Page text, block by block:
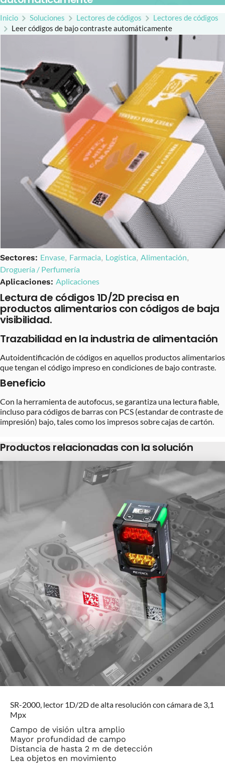
Inicio Soluciones Lectores de códigos
Lectores de códigos
Leer códigos de bajo contraste automáticamente
Sectores: Envase, Farmacia, Logística, Alimentación,
Droguería / Perfumería
Aplicaciones: Aplicaciones
Lectura de códigos 1D/2D precisa en
productos alimentarios con códigos de baja
visibilidad.
Trazabilidad en la industria de alimentación
Autoidentificación de códigos en aquellos productos alimentarios
que tengan el código impreso en condiciones de bajo contraste.
Beneficio
Con la herramienta de autofocus, se garantiza una lectura fiable,
incluso para códigos de barras con PCS (estandar de contraste de
impresión) bajo, tales como los impresos sobre cajas de cartón.
Productos relacionadas con la solución
SR-2000, lector 1D/2D de alta resolución con cámara de 3,1
Mpx
Campo de visión ultra amplio
Mayor profundidad de campo
Distancia de hasta 2 m de detección
Lea objetos en movimiento